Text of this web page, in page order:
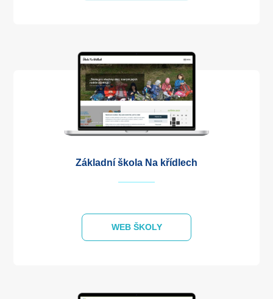
Základní škola Na křídlech
WEB ŠKOLY